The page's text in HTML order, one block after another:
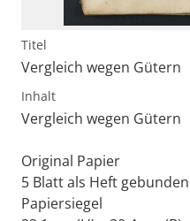
Titel
Vergleich wegen Gütern
Inhalt
Vergleich wegen Gütern
Original Papier
5 Blatt als Heft gebunden
Papiersiegel